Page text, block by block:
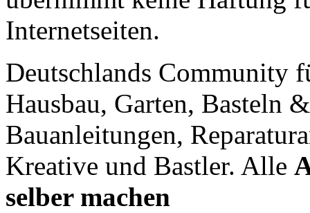
Internetseiten.
Deutschlands Community
Hausbau, Garten, Basteln
Bauanleitungen,
Kreative und Bastler. Alle
selber machen